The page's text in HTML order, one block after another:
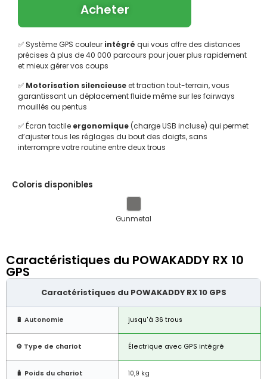
✅ Système GPS couleur intégré qui vous offre des distances
précises à plus de 40 000 parcours pour jouer plus rapidement
et mieux gérer vos coups
✅ Motorisation silencieuseet traction tout-terrain, vous
garantissant un déplacement fluide même sur les fairways
mouillés ou pentus
✅ Écran tactile ergonomique (charge USB incluse) qui permet
d’ajuster tous les réglages du bout des doigts, sans
interrompre votre routine entre deux trous
Coloris disponibles
Gunmetal
Acheter
Caractéristiques du POWAKADDY RX 10
GPS
Caractéristiques du POWAKADDY RX 10 GPS
🔋 Autonomie jusqu'à 36 trous
⚙️ Type de chariot Électrique avec GPS intégré
🧳 Poids du chariot 10,9 kg